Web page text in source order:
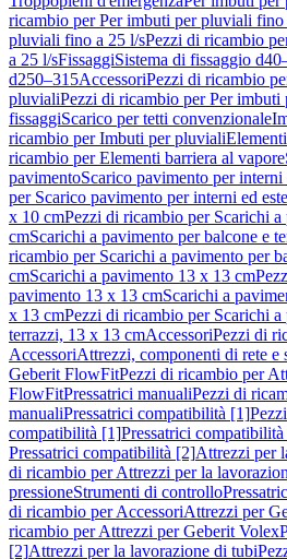
ricambio per Per imbuti per pluviali fino
pluviali fino a 25 l/sPezzi di ricambio
a 25 l/sFissaggiSistema di fissaggio
d250–315AccessoriPezzi di ricambio
pluvialiPezzi di ricambio per Per imbuti
fissaggiScarico per tetti convenzionale
ricambio per Imbuti per pluviali
ricambio per Elementi barriera al vapore
pavimentoScarico pavimento per interni
per Scarico pavimento per interni ed
x 10 cmPezzi di ricambio per Scarichi
cmScarichi a pavimento per balcone e
ricambio per Scarichi a pavimento per
cmScarichi a pavimento 13 x 13 cm
pavimento 13 x 13 cmScarichi a
x 13 cmPezzi di ricambio per Scarichi
terrazzi, 13 x 13 cmAccessoriPezzi di
AccessoriAttrezzi, componenti di rete e
Geberit FlowFitPezzi di ricambio per
FlowFitPressatrici manualiPezzi di
manualiPressatrici compatibilità [1]
compatibilità [1]Pressatrici
Pressatrici compatibilità [2]Attrezzi per
di ricambio per Attrezzi per la
pressioneStrumenti di controllo
di ricambio per AccessoriAttrezzi per
ricambio per Attrezzi per Geberit Volex
[2]Attrezzi per la lavorazione di tubi